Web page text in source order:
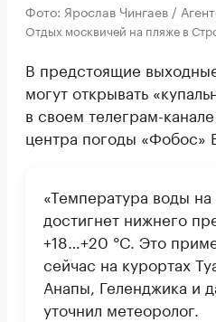
Фото: Ярослав Чингаев /
Отдых москвичей на пляже в
В предстоящие
могут открывать
в своем телеграм-
центра погоды «Фобос»
«Температура воды
достигнет нижнего
+18…+20 °C. Это
сейчас на курортах
Анапы, Геленджика и
уточнил метеоролог.